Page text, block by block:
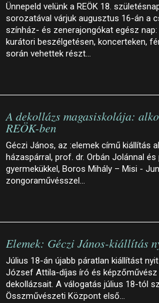
Ünnepeld velünk a REÖK 18.
sorozatával várjuk augusztus 16-án a
színház- és zenerajongókat egész
kurátori beszélgetésen, koncerteken,
során vehettek részt…
A dekollázs magasiskolája:
REÖK-ben
Géczi János, az :elemek című kiállítás
házaspárral, prof. dr. Orbán Jolánnal
gyermekükkel, Boros Mihály – Misi -
zongoraművésszel…
Elemek: Géczi János-kiállítás
Július 18-án újabb páratlan kiállítást
József Attila-díjas író és képzőművész
dekollázsait. A válogatás július 18-tól
Összművészeti Központ első…